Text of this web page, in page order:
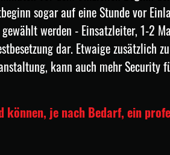
sogar auf eine Stunde vor
werden - Einsatzleiter, 1-2
dar. Etwaige zusätzlich
kann auch mehr Security
können, je nach Bedarf, ein